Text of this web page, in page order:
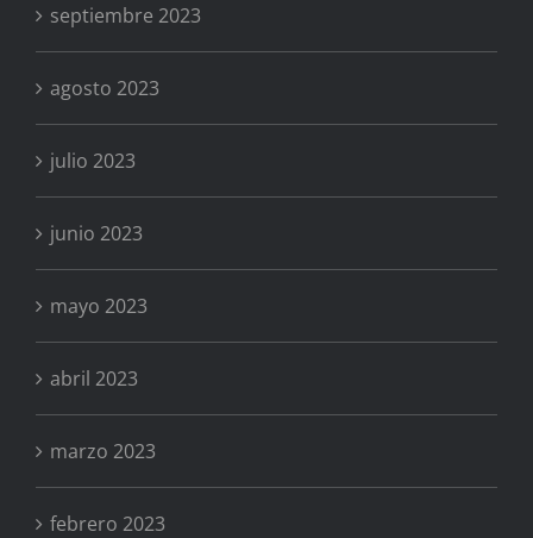
septiembre 2023
agosto 2023
julio 2023
junio 2023
mayo 2023
abril 2023
marzo 2023
febrero 2023